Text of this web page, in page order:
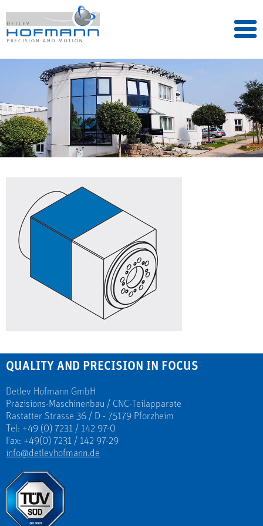
QUALITY AND PRECISION IN FOCUS
Detlev Hofmann GmbH
Präzisions-Maschinenbau / CNC-Teilapparate
Rastatter Strasse 36 / D - 75179 Pforzheim
Tel: +49 (0) 7231 / 142 97-0
Fax: +49(0) 7231 / 142 97-29
info@detlevhofmann.de